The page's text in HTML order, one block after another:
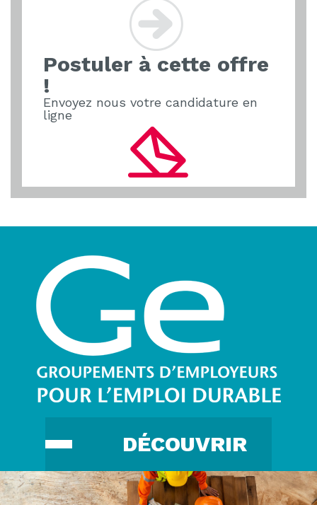
Postuler à cette offre
!
Envoyez nous votre candidature en
ligne
DÉCOUVRIR